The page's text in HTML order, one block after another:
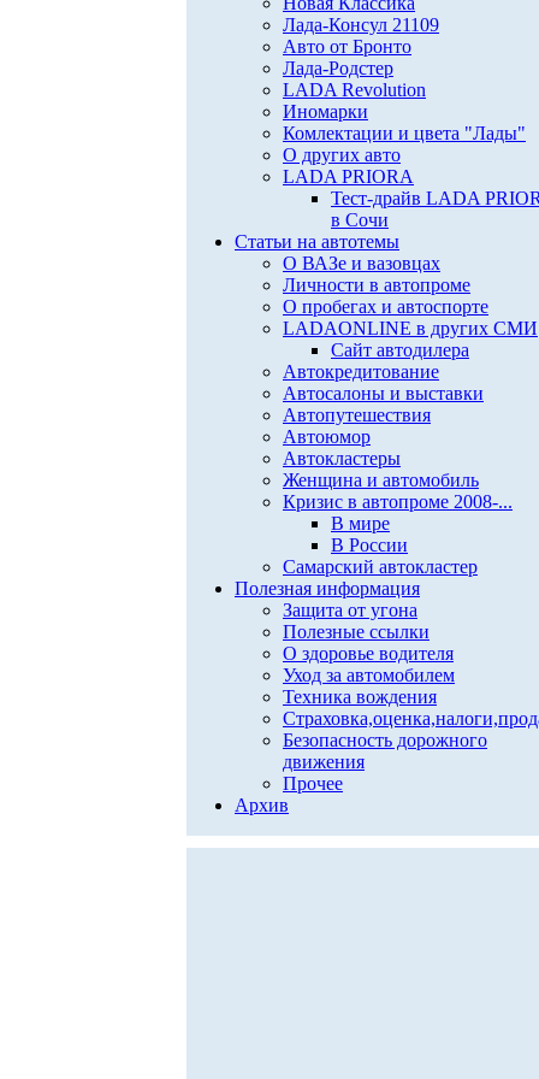
Лада-Консул 21109
Авто от Бронто
Лада-Родстер
LADA Revolution
Иномарки
Комлектации и цвета "Лады"
О других авто
LADA PRIORA
Тест-драйв LADA
в Сочи
Статьи на автотемы
О ВАЗе и вазовцах
Личности в автопроме
О пробегах и автоспорте
LADAONLINE в других СМИ
Сайт автодилера
Автокредитование
Автосалоны и выставки
Автопутешествия
Автоюмор
Автокластеры
Женщина и автомобиль
Кризис в автопроме 2008-...
В мире
В России
Самарский автокластер
Полезная информация
Защита от угона
Полезные ссылки
О здоровье водителя
Уход за автомобилем
Техника вождения
Безопасность дорожного
движения
Прочее
Архив